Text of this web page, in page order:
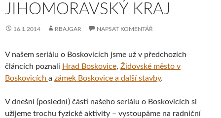
JIHOMORAVSKÝ KRAJ
16.1.2014 RBAJGAR NAPSAT KOMENTÁŘ
V našem seriálu o Boskovicích jsme už v předchozích
článcích poznali Hrad Boskovice, Židovské město v
Boskovicích a zámek Boskovice a další stavby.
V dnešní (poslední) části našeho seriálu o Boskovicích si
užijeme trochu fyzické aktivity – vystoupáme na radniční